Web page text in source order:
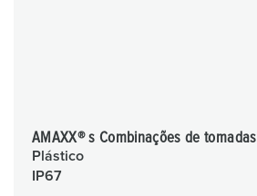
AMAXX® s Combinações de tomadas
Plástico
IP67